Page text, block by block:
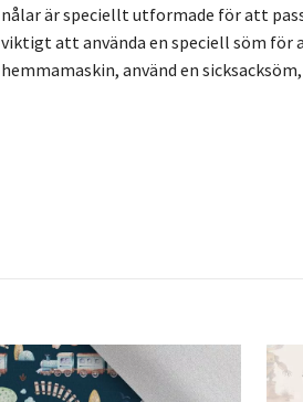
nålar är speciellt utformade för att
viktigt att använda en speciell söm för
hemmamaskin, använd en